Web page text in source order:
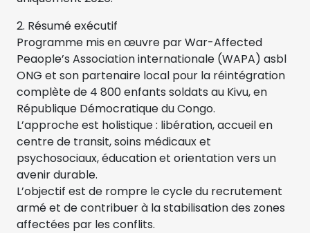
2. Résumé exécutif
Programme mis en œuvre par War-Affected
Peaople’s Association internationale (WAPA) asbl
ONG et son partenaire local pour la réintégration
complète de 4 800 enfants soldats au Kivu, en
République Démocratique du Congo.
L’approche est holistique : libération, accueil en
centre de transit, soins médicaux et
psychosociaux, éducation et orientation vers un
avenir durable.
L’objectif est de rompre le cycle du recrutement
armé et de contribuer à la stabilisation des zones
affectées par les conflits.